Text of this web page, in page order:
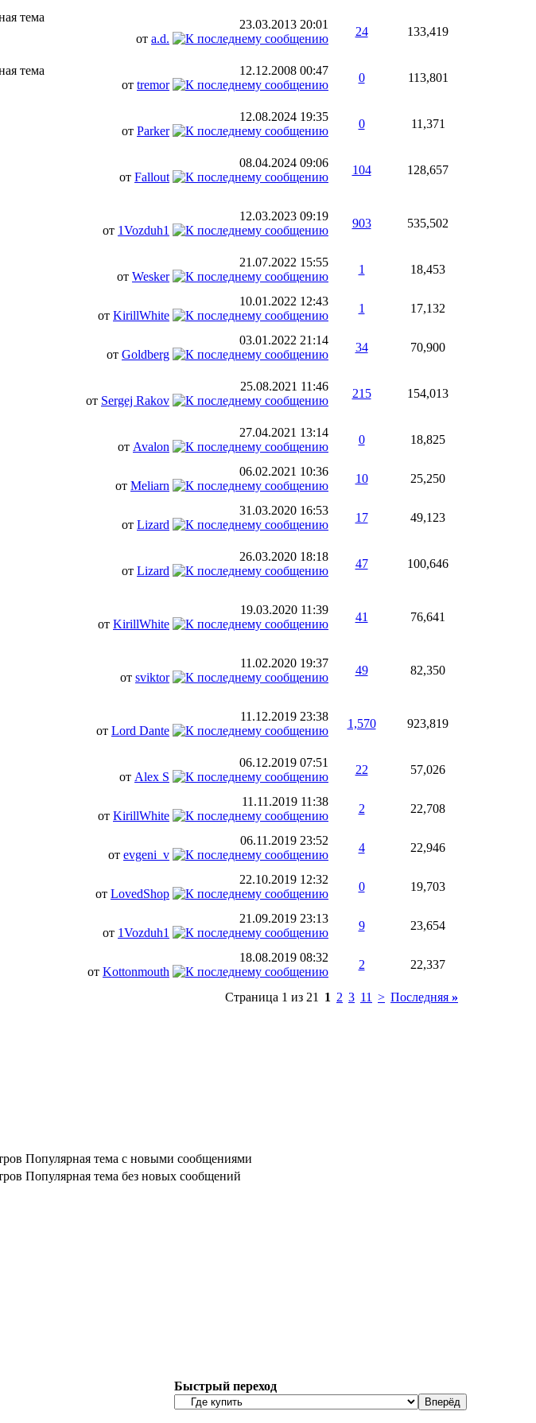
23.03.2013 20:01
от a.d.
24 133,419
12.12.2008 00:47
от tremor
0 113,801
12.08.2024 19:35
от Parker
0 11,371
08.04.2024 09:06
от Fallout
104 128,657
12.03.2023 09:19
от 1Vozduh1
903 535,502
21.07.2022 15:55
от Wesker
1 18,453
10.01.2022 12:43
от KirillWhite
1 17,132
03.01.2022 21:14
от Goldberg
34 70,900
25.08.2021 11:46
от Sergej Rakov
215 154,013
27.04.2021 13:14
от Avalon
0 18,825
06.02.2021 10:36
от Meliarn
10 25,250
31.03.2020 16:53
от Lizard
17 49,123
26.03.2020 18:18
от Lizard
47 100,646
19.03.2020 11:39
от KirillWhite
41 76,641
11.02.2020 19:37
от sviktor
49 82,350
11.12.2019 23:38
от Lord Dante
1,570 923,819
06.12.2019 07:51
от Alex S
22 57,026
11.11.2019 11:38
от KirillWhite
2 22,708
06.11.2019 23:52
от evgeni_v
4 22,946
22.10.2019 12:32
от LovedShop
0 19,703
21.09.2019 23:13
от 1Vozduh1
9 23,654
18.08.2019 08:32
от Kottonmouth
2 22,337
Страница 1 из 21 1 2 3 11 > Последняя »
Популярная тема с новыми сообщениями
Популярная тема без новых сообщений
Быстрый переход